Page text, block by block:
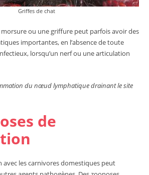
Griffes de chat
morsure ou une griffure peut parfois avoir des
importantes, en l’absence de toute
lorsqu’un nerf ou une articulation
du nœud lymphatique drainant le site
de
avec les carnivores domestiques peut